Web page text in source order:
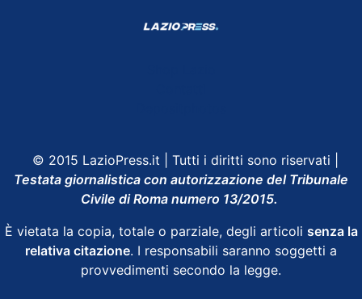
© 2015 LazioPress.it | Tutti i diritti sono riservati |
Testata giornalistica con autorizzazione del Tribunale
Civile di Roma numero 13/2015.
È vietata la copia, totale o parziale, degli articoli senza la
relativa citazione. I responsabili saranno soggetti a
provvedimenti secondo la legge.